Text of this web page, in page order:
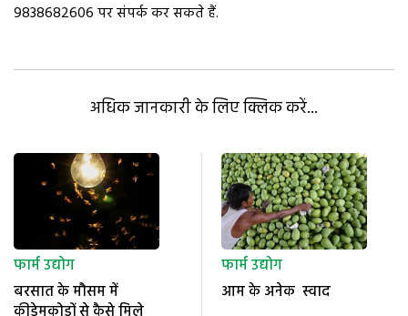
9838682606 पर संपर्क कर सकते हैं.
अधिक जानकारी के लिए क्लिक करें...
फार्म उद्योग
बरसात के मौसम में
फार्म उद्योग
आम के अनेक स्वाद